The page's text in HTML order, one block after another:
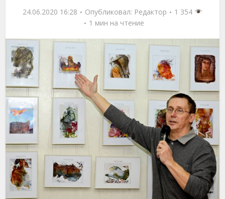
24.06.2020 16:28 Опубликовал: Редактор
1 354
1 мин на чтение